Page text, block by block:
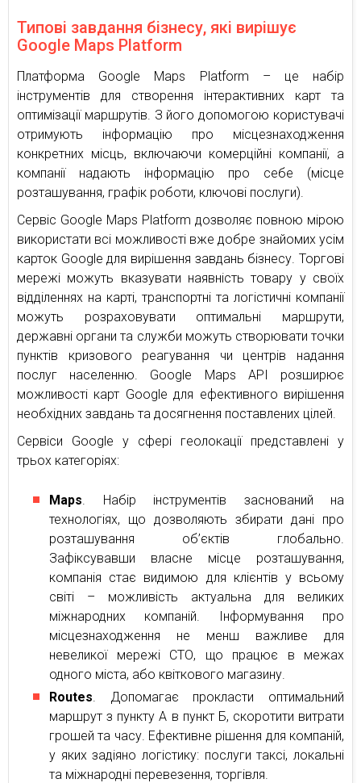
Типові завдання бізнесу, які вирішує
Google Maps Platform
Платформа Google Maps Platform – це набір
інструментів для створення інтерактивних карт та
оптимізації маршрутів. З його допомогою користувачі
отримують інформацію про місцезнаходження
конкретних місць, включаючи комерційні компанії, а
компанії надають інформацію про себе (місце
розташування, графік роботи, ключові послуги).
Сервіс Google Maps Platform дозволяє повною мірою
використати всі можливості вже добре знайомих усім
карток Google для вирішення завдань бізнесу. Торгові
мережі можуть вказувати наявність товару у своїх
відділеннях на карті, транспортні та логістичні компанії
можуть розраховувати оптимальні маршрути,
державні органи та служби можуть створювати точки
пунктів кризового реагування чи центрів надання
послуг населенню. Google Maps API розширює
можливості карт Google для ефективного вирішення
необхідних завдань та досягнення поставлених цілей.
Сервіси Google у сфері геолокації представлені у
трьох категоріях:
Maps. Набір інструментів заснований на
технологіях, що дозволяють збирати дані про
розташування об’єктів глобально.
Зафіксувавши власне місце розташування,
компанія стає видимою для клієнтів у всьому
світі – можливість актуальна для великих
міжнародних компаній. Інформування про
місцезнаходження не менш важливе для
невеликої мережі СТО, що працює в межах
одного міста, або квіткового магазину.
Routes. Допомагає прокласти оптимальний
маршрут з пункту А в пункт Б, скоротити витрати
грошей та часу. Ефективне рішення для компаній,
у яких задіяно логістику: послуги таксі, локальні
та міжнародні перевезення, торгівля.